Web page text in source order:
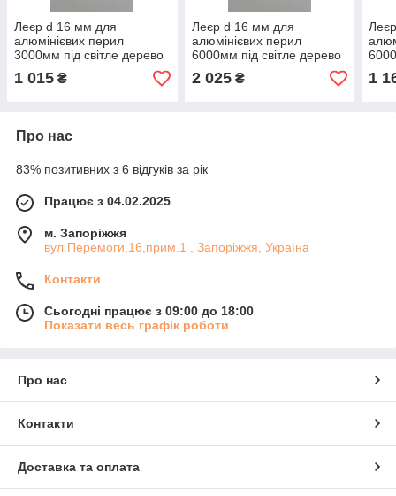
Леєр d 16 мм для
алюмінієвих перил
3000мм під світле дерево
система коло
1 015 ₴
Леєр d 16 мм для
алюмінієвих перил
6000мм під світле дерево
система коло
2 025₴
коло
1
Про нас
83% позитивних з 6 відгуків за рік
Працює з 04.02.2025
м. Запоріжжя
вул.Перемоги,16,прим.1 , Запоріжжя, Україна
Контакти
Сьогодні працює з 09:00 до 18:00
Показати весь графік роботи
Про нас
Контакти
Доставка та оплата